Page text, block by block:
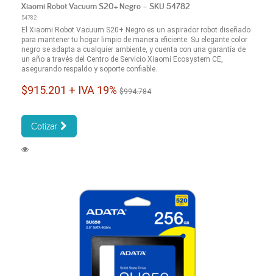
Xiaomi Robot Vacuum S20+ Negro – SKU 54782
54782
El Xiaomi Robot Vacuum S20+ Negro es un aspirador robot diseñado
para mantener tu hogar limpio de manera eficiente. Su elegante color
negro se adapta a cualquier ambiente, y cuenta con una garantía de
un año a través del Centro de Servicio Xiaomi Ecosystem CE,
asegurando respaldo y soporte confiable.
$915.201 + IVA 19%$994.784
Cotizar